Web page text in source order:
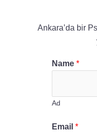
Ankara’da bir
Name *
Ad
Email *